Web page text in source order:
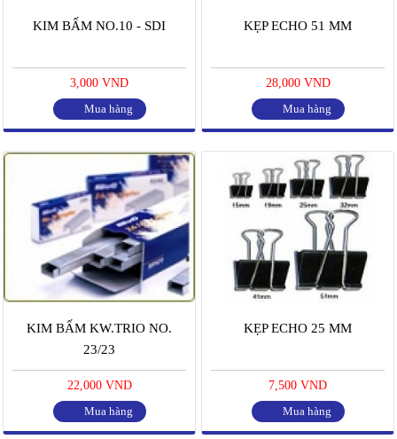
KIM BẤM NO.10 - SDI
3,000 VND
Mua hàng
KẸP ECHO 51 MM
28,000 VND
Mua hàng
KIM BẤM KW.TRIO NO.
23/23
22,000 VND
Mua hàng
KẸP ECHO 25 MM
7,500 VND
Mua hàng